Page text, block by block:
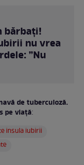
bărbați!
nu vrea
”Nu
de tuberculoză.
pe viaţă:
insula iubirii